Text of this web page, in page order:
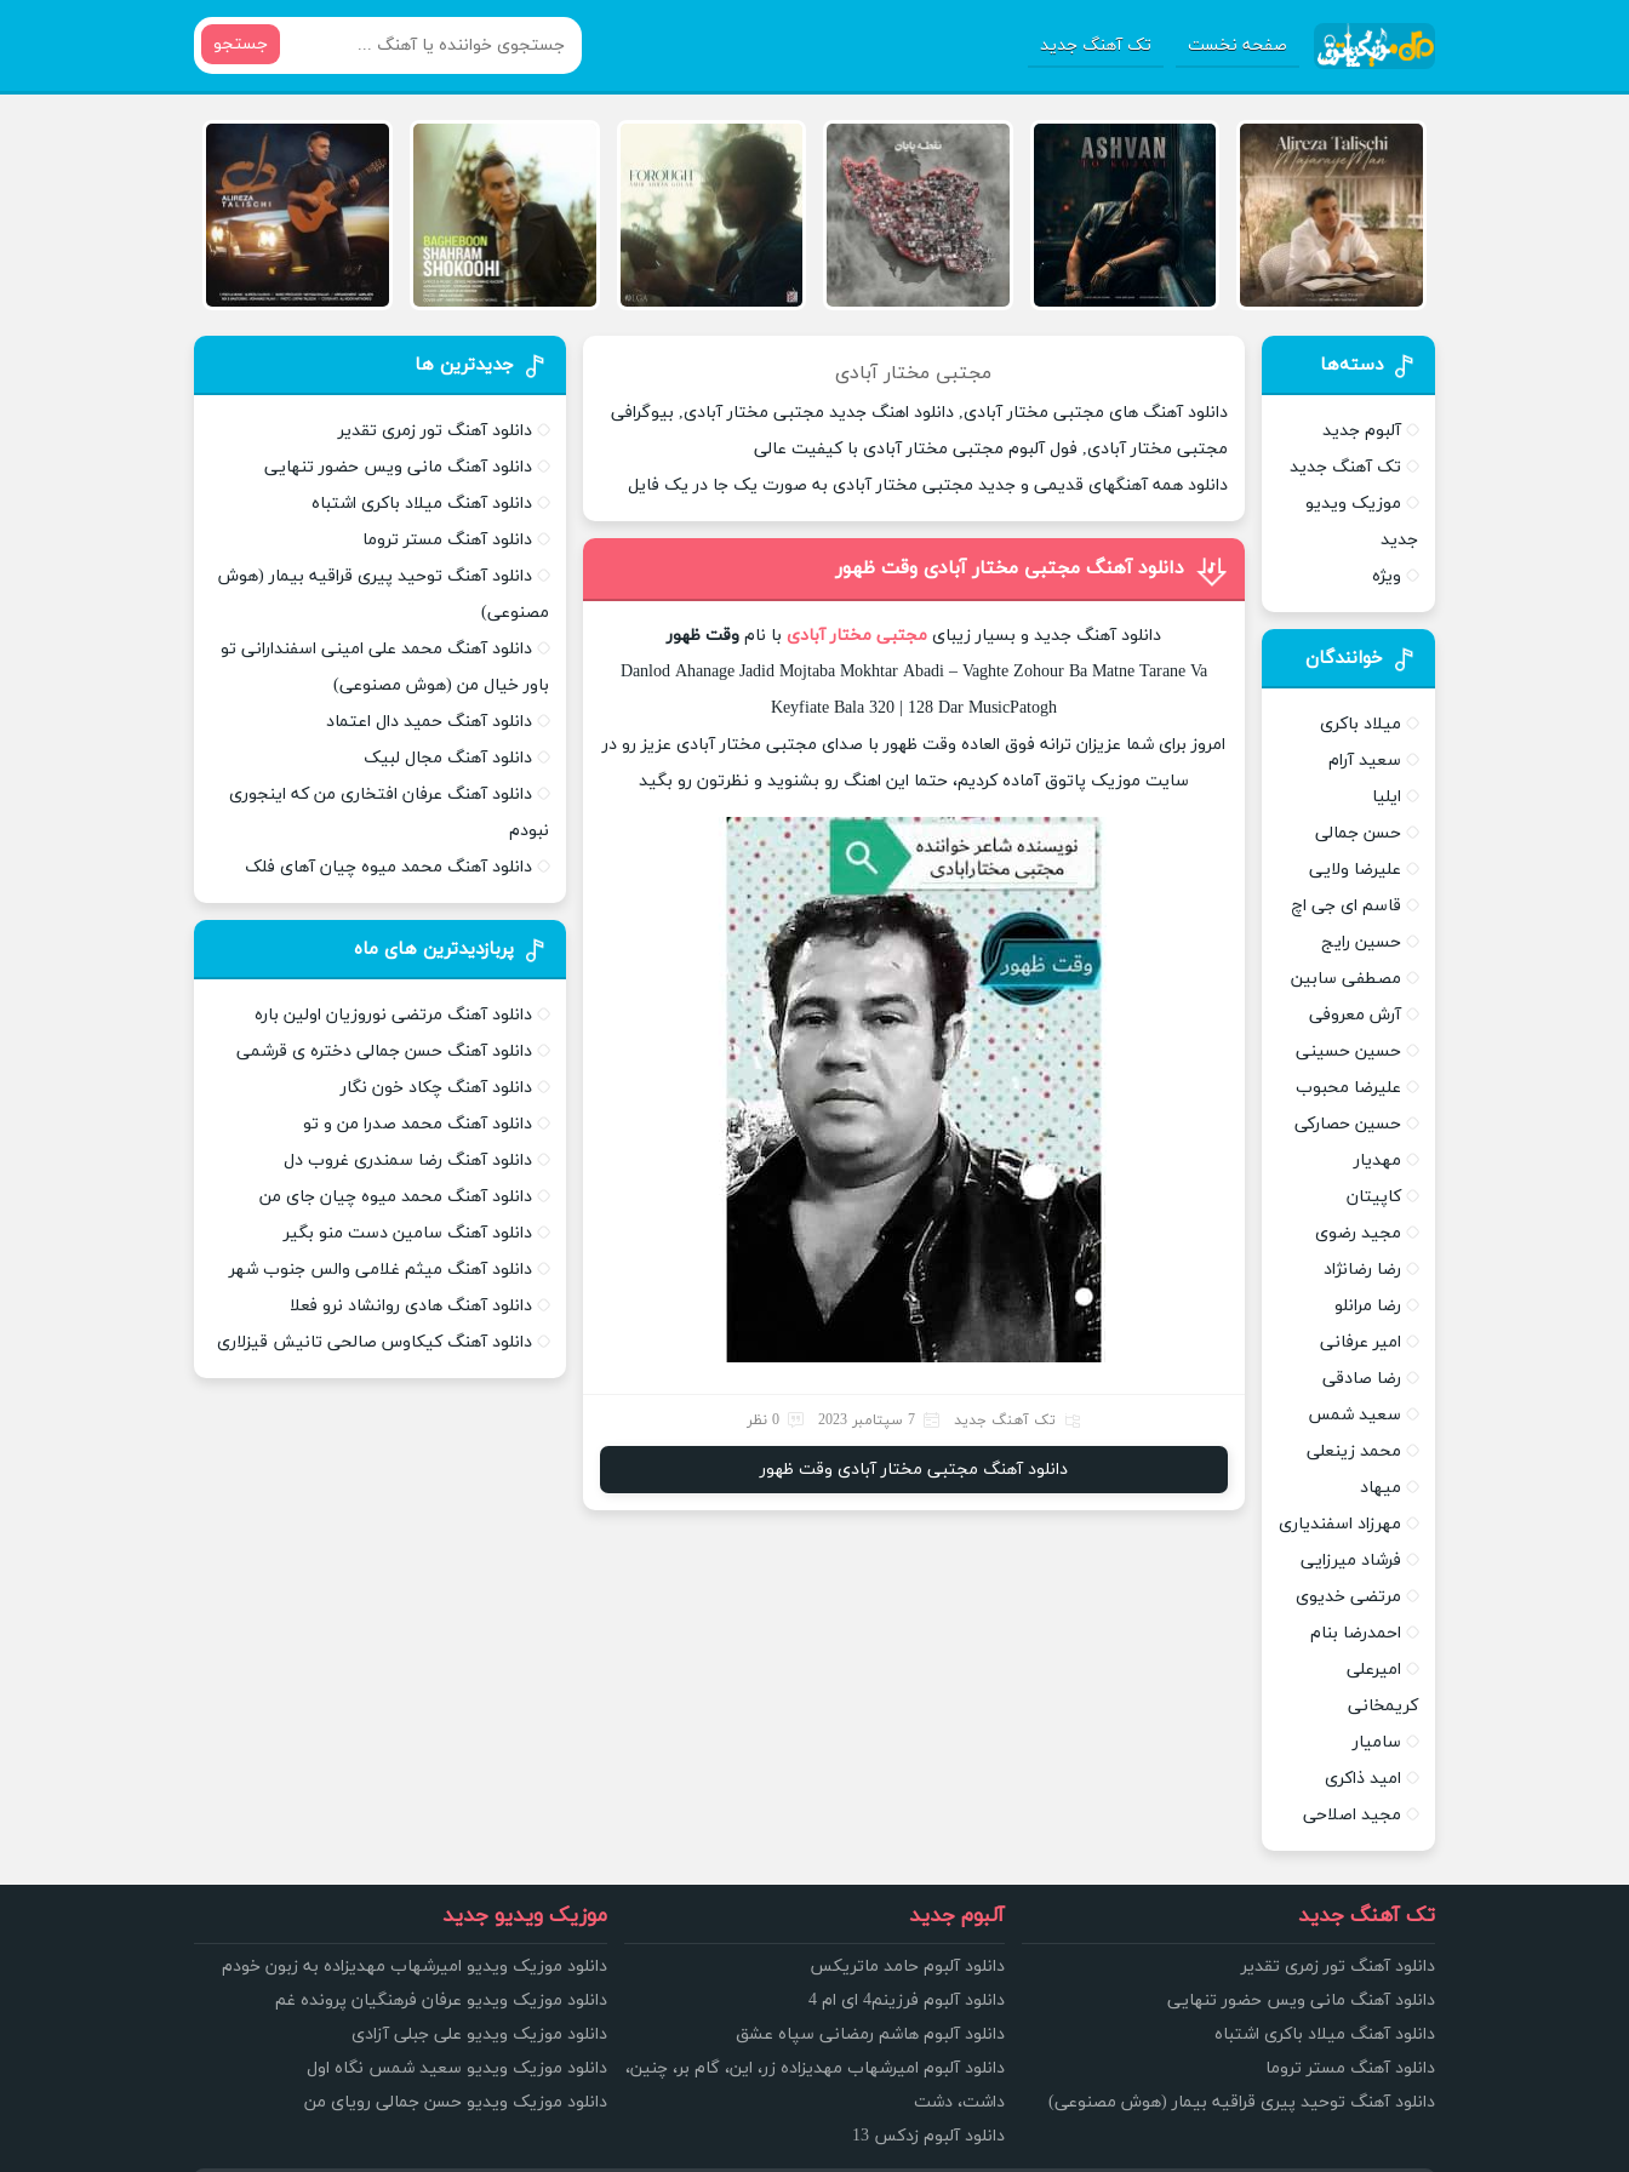
صفحه نخست تک آهنگ جدید جستجو
مجتبی مختار آبادی
دانلود آهنگ های مجتبی مختار آبادی, دانلود اهنگ جدید مجتبی مختار آبادی, بیوگرافی
مجتبی مختار آبادی, فول آلبوم مجتبی مختار آبادی با کیفیت عالی
دانلود همه آهنگهای قدیمی و جدید مجتبی مختار آبادی به صورت یک جا در یک فایل
دانلود آهنگ مجتبی مختار آبادی وقت ظهور
دانلود آهنگ جدید و بسیار زیبایمجتبی مختار آبادی با ناموقت ظهور
Danlod Ahanage Jadid Mojtaba Mokhtar Abadi – Vaghte Zohour Ba Matne Tarane Va
Keyfiate Bala 320 | 128 Dar MusicPatogh
امروز برای شما عزیزان ترانه فوق العاده وقت ظهور با صدای مجتبی مختار آبادی عزیز رو در
سایت موزیک پاتوق آماده کردیم، حتما این اهنگ رو بشنوید و نظرتون رو بگید
تک آهنگ جدید 7 سپتامبر 2023 0 نظر
دانلود آهنگ مجتبی مختار آبادی وقت ظهور
دسته‌ها
آلبوم جدید
تک آهنگ جدید
موزیک ویدیو
جدید
ویژه
خوانندگان
میلاد باکری
سعید آرام
ایلیا
حسن جمالی
علیرضا ولایی
قاسم ای جی اچ
حسین رایج
مصطفی سابین
آرش معروفی
حسین حسینی
علیرضا محبوب
حسین حصارکی
مهدیار
کاپیتان
مجید رضوی
رضا رضانژاد
رضا مرانلو
امیر عرفانی
رضا صادقی
سعید شمس
محمد زینعلی
میهاد
مهرزاد اسفندیاری
فرشاد میرزایی
مرتضی خدیوی
احمدرضا بنام
امیرعلی
کریمخانی
سامیار
امید ذاکری
مجید اصلاحی
جدیدترین ها
دانلود آهنگ تور زمری تقدیر
دانلود آهنگ مانی ویس حضور تنهایی
دانلود آهنگ میلاد باکری اشتباه
دانلود آهنگ مستر تروما
دانلود آهنگ توحید پیری قراقیه بیمار (هوش
مصنوعی)
دانلود آهنگ محمد علی امینی اسفندارانی تو
باور خیال من (هوش مصنوعی)
دانلود آهنگ حمید دال اعتماد
دانلود آهنگ مجال لبیک
دانلود آهنگ عرفان افتخاری من که اینجوری
نبودم
دانلود آهنگ محمد میوه چیان آهای فلک
پربازدیدترین های ماه
دانلود آهنگ مرتضی نوروزیان اولین باره
دانلود آهنگ حسن جمالی دختره ی قرشمی
دانلود آهنگ چکاد خون نگار
دانلود آهنگ محمد صدرا من و تو
دانلود آهنگ رضا سمندری غروب دل
دانلود آهنگ محمد میوه چیان جای من
دانلود آهنگ سامین دست منو بگیر
دانلود آهنگ میثم غلامی والس جنوب شهر
دانلود آهنگ هادی روانشاد نرو فعلا
دانلود آهنگ کیکاوس صالحی تانیش قیزلاری
تک آهنگ جدید
دانلود آهنگ تور زمری تقدیر
دانلود آهنگ مانی ویس حضور تنهایی
دانلود آهنگ میلاد باکری اشتباه
دانلود آهنگ مستر تروما
دانلود آهنگ توحید پیری قراقیه بیمار (هوش مصنوعی)
آلبوم جدید
دانلود آلبوم حامد ماتریکس
دانلود آلبوم فرزینم4 ای ام 4
دانلود آلبوم هاشم رمضانی سپاه عشق
دانلود آلبوم امیرشهاب مهدیزاده زر، این، گام بر، چنین،
داشت، دشت
دانلود آلبوم زدکس 13
موزیک ویدیو جدید
دانلود موزیک ویدیو امیرشهاب مهدیزاده به زبون خودم
دانلود موزیک ویدیو عرفان فرهنگیان پرونده غم
دانلود موزیک ویدیو علی جبلی آزادی
دانلود موزیک ویدیو سعید شمس نگاه اول
دانلود موزیک ویدیو حسن جمالی رویای من